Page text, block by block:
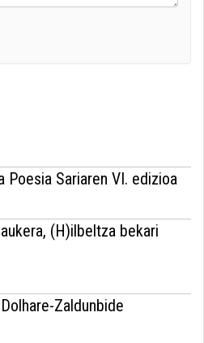
Poesia Sariaren VI. edizioa
(H)ilbeltza bekari
Zaldunbide